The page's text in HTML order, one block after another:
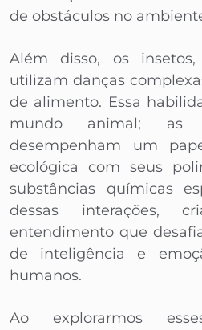
de obstáculos no
Além disso, os
utilizam danças
de alimento. Essa
mundo animal; as
desempenham um
ecológica com seus
substâncias químicas
dessas interações,
entendimento que
de inteligência e
humanos.
Ao explorarmos